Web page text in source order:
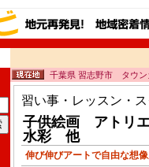
千葉県 習志野市 タウン
習い事・レッスン・
子供絵画 アトリ
水彩 他
伸び伸びアートで自由な想